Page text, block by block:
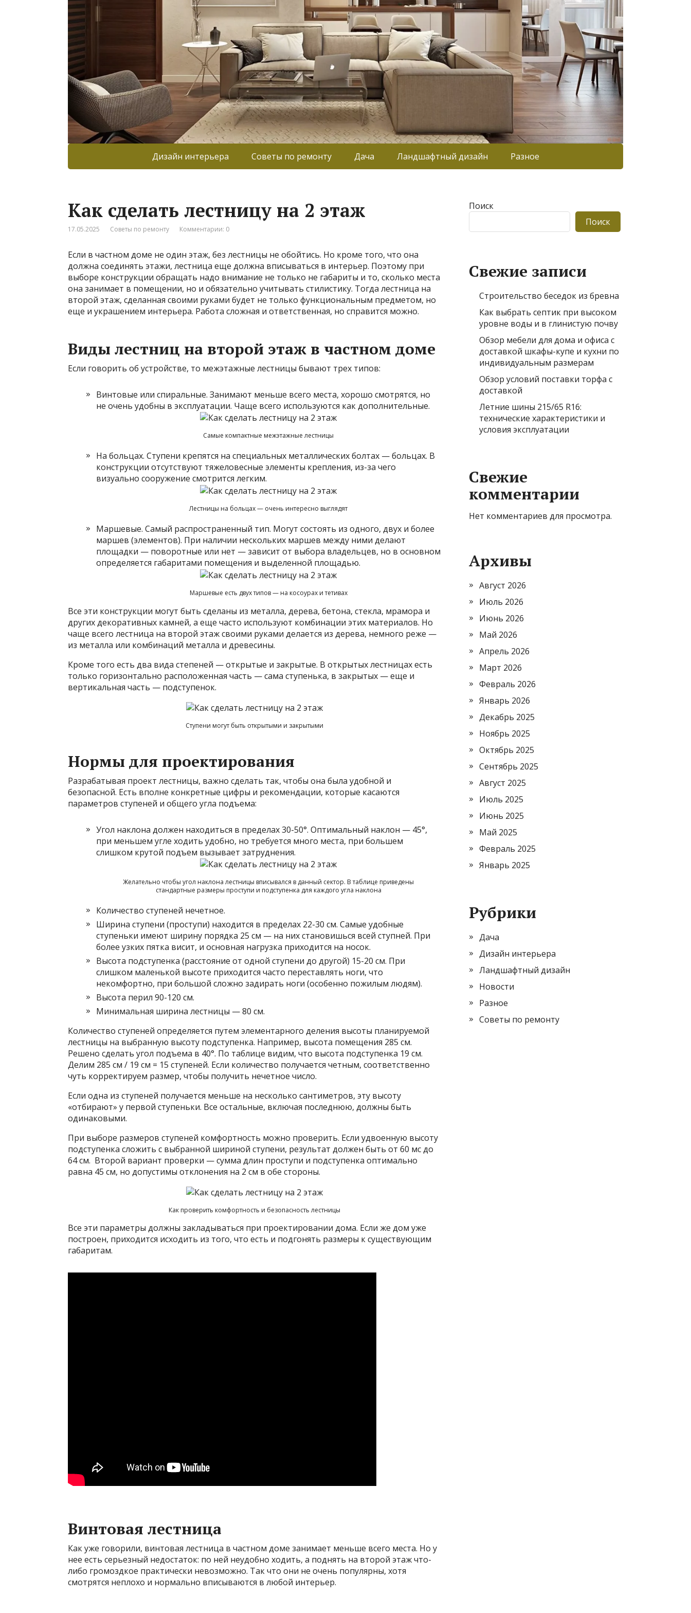
Дизайн интерьера Советы по ремонту Дача Ландшафтный дизайн Разное
Как сделать лестницу на 2 этаж
17.05.2025 Советы по ремонту Комментарии: 0
Если в частном доме не один этаж, без лестницы не обойтись. Но кроме того, что она
должна соединять этажи, лестница еще должна вписываться в интерьер. Поэтому при
выборе конструкции обращать надо внимание не только не габариты и то, сколько места
она занимает в помещении, но и обязательно учитывать стилистику. Тогда лестница на
второй этаж, сделанная своими руками будет не только функциональным предметом, но
еще и украшением интерьера. Работа сложная и ответственная, но справится можно.
Виды лестниц на второй этаж в частном доме
Если говорить об устройстве, то межэтажные лестницы бывают трех типов:
Винтовые или спиральные. Занимают меньше всего места, хорошо смотрятся, но
не очень удобны в эксплуатации. Чаще всего используются как дополнительные.
Самые компактные межэтажные лестницы
На больцах. Ступени крепятся на специальных металлических болтах — больцах. В
конструкции отсутствуют тяжеловесные элементы крепления, из-за чего
визуально сооружение смотрится легким.
Лестницы на больцах — очень интересно выглядят
Маршевые. Самый распространенный тип. Могут состоять из одного, двух и более
маршев (элементов). При наличии нескольких маршев между ними делают
площадки — поворотные или нет — зависит от выбора владельцев, но в основном
определяется габаритами помещения и выделенной площадью.
Маршевые есть двух типов — на косоурах и тетивах
Все эти конструкции могут быть сделаны из металла, дерева, бетона, стекла, мрамора и
других декоративных камней, а еще часто используют комбинации этих материалов. Но
чаще всего лестница на второй этаж своими руками делается из дерева, немного реже —
из металла или комбинаций металла и древесины.
Кроме того есть два вида степеней — открытые и закрытые. В открытых лестницах есть
только горизонтально расположенная часть — сама ступенька, в закрытых — еще и
вертикальная часть — подступенок.
Ступени могут быть открытыми и закрытыми
Нормы для проектирования
Разрабатывая проект лестницы, важно сделать так, чтобы она была удобной и
безопасной. Есть вполне конкретные цифры и рекомендации, которые касаются
параметров ступеней и общего угла подъема:
Угол наклона должен находиться в пределах 30-50°. Оптимальный наклон — 45°,
при меньшем угле ходить удобно, но требуется много места, при большем
слишком крутой подъем вызывает затруднения.
Желательно чтобы угол наклона лестницы вписывался в данный сектор. В таблице приведены
стандартные размеры проступи и подступенка для каждого угла наклона
Количество ступеней нечетное.
Ширина ступени (проступи) находится в пределах 22-30 см. Самые удобные
ступеньки имеют ширину порядка 25 см — на них становишься всей ступней. При
более узких пятка висит, и основная нагрузка приходится на носок.
Высота подступенка (расстояние от одной ступени до другой) 15-20 см. При
слишком маленькой высоте приходится часто переставлять ноги, что
некомфортно, при большой сложно задирать ноги (особенно пожилым людям).
Высота перил 90-120 см.
Минимальная ширина лестницы — 80 см.
Количество ступеней определяется путем элементарного деления высоты планируемой
лестницы на выбранную высоту подступенка. Например, высота помещения 285 см.
Решено сделать угол подъема в 40°. По таблице видим, что высота подступенка 19 см.
Делим 285 см / 19 см = 15 ступеней. Если количество получается четным, соответственно
чуть корректируем размер, чтобы получить нечетное число.
Если одна из ступеней получается меньше на несколько сантиметров, эту высоту
«отбирают» у первой ступеньки. Все остальные, включая последнюю, должны быть
одинаковыми.
При выборе размеров ступеней комфортность можно проверить. Если удвоенную высоту
подступенка сложить с выбранной шириной ступени, результат должен быть от 60 мс до
64 см. Второй вариант проверки — сумма длин проступи и подступенка оптимально
равна 45 см, но допустимы отклонения на 2 см в обе стороны.
Как проверить комфортность и безопасность лестницы
Все эти параметры должны закладываться при проектировании дома. Если же дом уже
построен, приходится исходить из того, что есть и подгонять размеры к существующим
габаритам.
Винтовая лестница
Как уже говорили, винтовая лестница в частном доме занимает меньше всего места. Но у
нее есть серьезный недостаток: по ней неудобно ходить, а поднять на второй этаж что-
либо громоздкое практически невозможно. Так что они не очень популярны, хотя
смотрятся неплохо и нормально вписываются в любой интерьер.
Поиск
Поиск
Свежие записи
Строительство беседок из бревна
Как выбрать септик при высоком
уровне воды и в глинистую почву
Обзор мебели для дома и офиса с
доставкой шкафы-купе и кухни по
индивидуальным размерам
Обзор условий поставки торфа с
доставкой
Летние шины 215/65 R16:
технические характеристики и
условия эксплуатации
Свежие
комментарии
Нет комментариев для просмотра.
Архивы
Август 2026
Июль 2026
Июнь 2026
Май 2026
Апрель 2026
Март 2026
Февраль 2026
Январь 2026
Декабрь 2025
Ноябрь 2025
Октябрь 2025
Сентябрь 2025
Август 2025
Июль 2025
Июнь 2025
Май 2025
Февраль 2025
Январь 2025
Рубрики
Дача
Дизайн интерьера
Ландшафтный дизайн
Новости
Разное
Советы по ремонту